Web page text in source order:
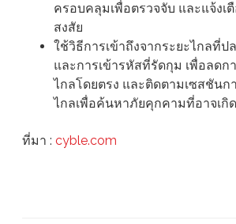
ครอบคลุมเพื่อตรวจจับ และแจ้ง
สงสัย
ใช้วิธีการเข้าถึงจากระยะไกลที่ป
และการเข้ารหัสที่รัดกุม เพื่อลดก
ไกลโดยตรง และติดตามเซสชันก
ไกลเพื่อค้นหาภัยคุกคามที่อาจเกิ
ที่มา : cyble.com